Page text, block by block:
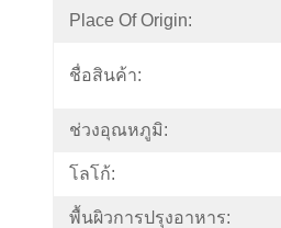
Place Of Origin:
ชื่อสินค้า:
ช่วงอุณหภูมิ:
โลโก้:
พื้นผิวการปรุงอาหาร: